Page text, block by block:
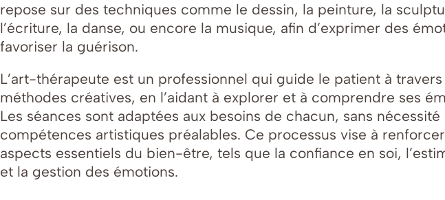
repose sur des techniques comme le dessin, la peinture, la
l’écriture, la danse, ou encore la musique, afin d’exprimer des
favoriser la guérison.
L’art-thérapeute est un professionnel qui guide le patient à
méthodes créatives, en l’aidant à explorer et à comprendre ses
Les séances sont adaptées aux besoins de chacun, sans nécessité
compétences artistiques préalables. Ce processus vise à
aspects essentiels du bien-être, tels que la confiance en soi,
et la gestion des émotions.